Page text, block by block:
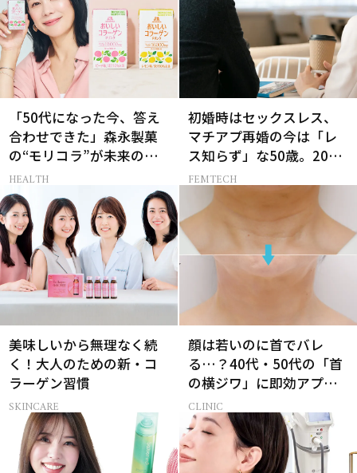
「50代になった今、答え
合わせできた」森永製菓
の“モリコラ”が未来のキ
レイを連れてくる！
HEALTH
初婚時はセックスレス、
マチアプ再婚の今は「レ
ス知らず」な50歳。20代
と変えた“結婚の条件”と
FEMTECH
美味しいから無理なく続
く！大人のための新・コ
ラーゲン習慣
SKINCARE
顔は若いのに首でバレ
る…？40代・50代の「首
の横ジワ」に即効アプロ
ーチする最新美容医療と
は
CLINIC